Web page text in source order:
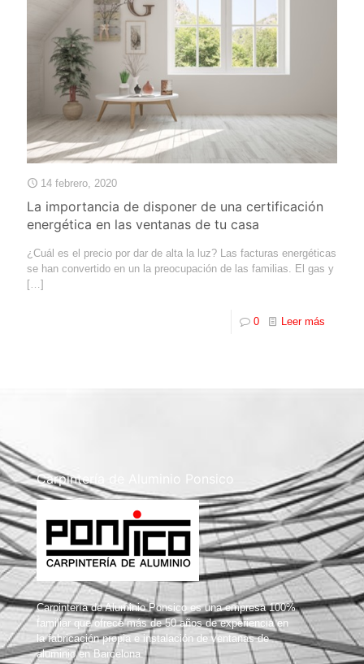
14 febrero, 2020
La importancia de disponer de una certificación
energética en las ventanas de tu casa
¿Cuál es el precio por dar de alta la luz? Las facturas energéticas
se han convertido en un la preocupación de las familias. El gas y
[…]
0 Leer más
Carpintería de Aluminio Ponsico
Carpintería de Aluminio Ponsico es una empresa 100%
familiar que ofrece más de 50 años de experiencia en
la fabricación propia e instalación de ventanas de
aluminio en Barcelona.